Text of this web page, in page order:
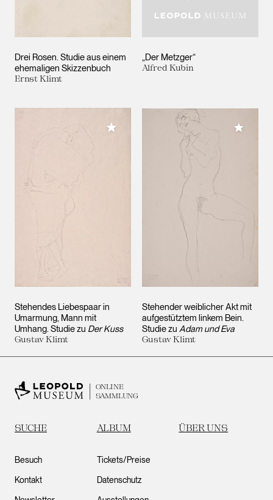
Drei Rosen. Studie aus einem
ehemaligen Skizzenbuch
Ernst Klimt
„Der Metzger“
Alfred Kubin
Stehendes Liebespaar in
Umarmung, Mann mit
Umhang. Studie zu Der Kuss
Gustav Klimt
Meiner Sammlung hinzufügen
Stehender weiblicher Akt mit
aufgestütztem linkem Bein.
Studie zu Adam und Eva
Gustav Klimt
Meiner
ONLINE
SAMMLUNG
SUCHE ALBUM ÜBER UNS
Besuch
Kontakt
Tickets/Preise
Datenschutz